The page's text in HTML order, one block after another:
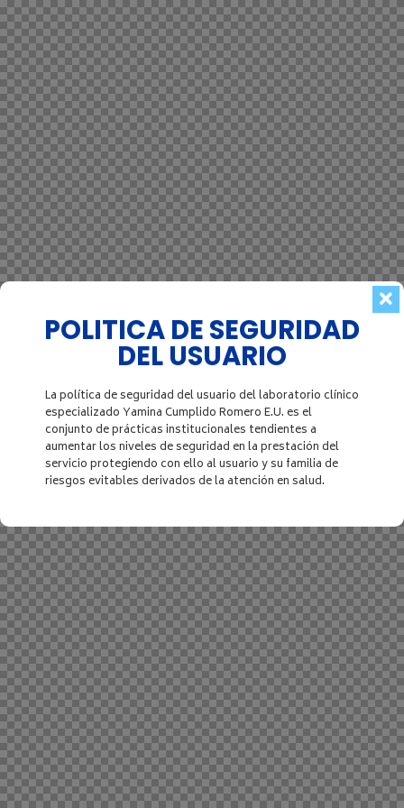
POLITICA DE SEGURIDAD
DEL USUARIO
La política de seguridad del usuario del laboratorio clínico
especializado Yamina Cumplido Romero E.U. es el
conjunto de prácticas institucionales tendientes a
aumentar los niveles de seguridad en la prestación del
servicio protegiendo con ello al usuario y su familia de
riesgos evitables derivados de la atención en salud.